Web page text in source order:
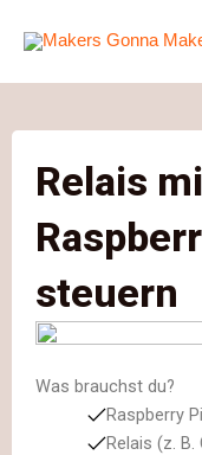
Inhalt
Relais
steuern
Was brauchst du?
Raspberry
Relais (z. B.